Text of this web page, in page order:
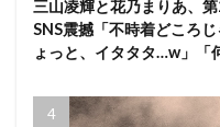
三山凌輝と花乃まりあ、
SNS震撼「不時着どころ
ょっと、イタタタ…w」「